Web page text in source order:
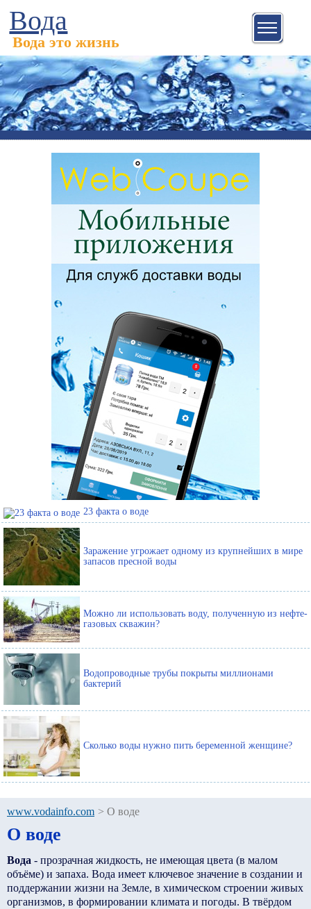
Вода
Вода это жизнь
23 факта о воде
Заражение угрожает одному из крупнейших в мире
запасов пресной воды
Можно ли использовать воду, полученную из нефте-
газовых скважин?
Водопроводные трубы покрыты миллионами
бактерий
Сколько воды нужно пить беременной женщине?
www.vodainfo.com > О воде
О воде
Вода - прозрачная жидкость, не имеющая цвета (в малом
объёме) и запаха. Вода имеет ключевое значение в создании и
поддержании жизни на Земле, в химическом строении живых
организмов, в формировании климата и погоды. В твёрдом